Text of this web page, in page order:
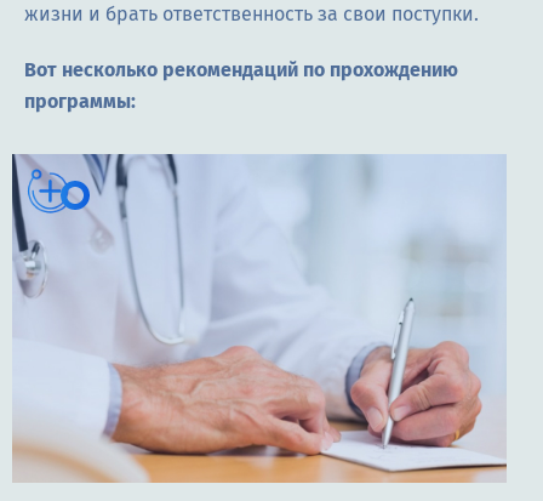
жизни и брать ответственность за свои поступки.
Вот несколько рекомендаций по прохождению
программы: